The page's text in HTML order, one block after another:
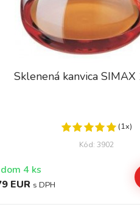
Sklenená kanvica
(1x)
Kód: 3902
4 ks
EUR s DPH